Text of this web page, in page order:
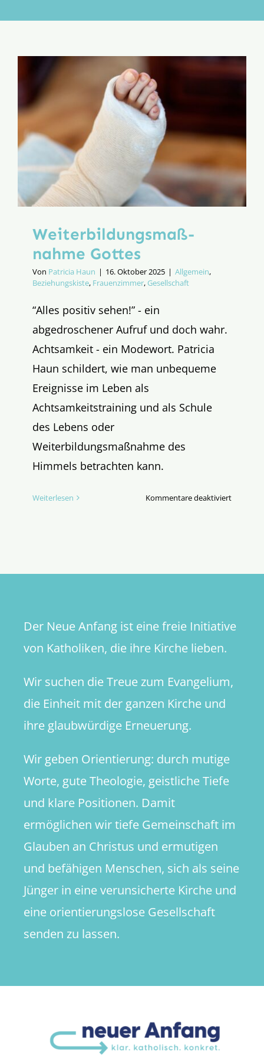
Aktion
Weiterbildungs­maß­
nahme Gottes
Von Patricia Haun | 16. Oktober 2025 | Allgemein,
Beziehungskiste, Frauenzimmer,Gesellschaft
“Alles positiv sehen!” - ein
abgedroschener Aufruf und doch wahr.
Achtsamkeit - ein Modewort. Patricia
Haun schildert, wie man unbequeme
Ereignisse im Leben als
Achtsamkeitstraining und als Schule
des Lebens oder
Weiterbildungsmaßnahme des
Himmels betrachten kann.
Weiterlesen Kommentare deaktiviertfür
Der Neue Anfang ist eine freie Initiative
von Katholiken, die ihre Kirche lieben.
Wir suchen die Treue zum Evangelium,
die Einheit mit der ganzen Kirche und
ihre glaubwürdige Erneuerung.
Wir geben Orientierung: durch mutige
Worte, gute Theologie, geistliche Tiefe
und klare Positionen. Damit
ermöglichen wir tiefe Gemeinschaft im
Glauben an Christus und ermutigen
und befähigen Menschen, sich als seine
Jünger in eine verunsicherte Kirche und
eine orientierungslose Gesellschaft
senden zu lassen.